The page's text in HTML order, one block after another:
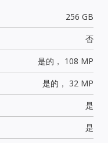
256 GB
否
是的， 108 MP
是的， 32 MP
是
是